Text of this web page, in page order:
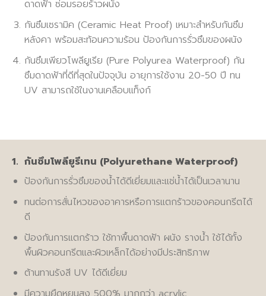
ดาดฟ้า ซ่่อมรอยร้าวผนัง
กันซึมเซรามิค (Ceramic Heat Proof) เหมาะสำหรับกันซึม
หลังคา พร้อมสะท้อนความร้อน ป้องกันการรั่วซึมของผนัง
กันซึมเพียวโพลียูเรีย (Pure Polyurea Waterproof) กัน
ซึมดาดฟ้าที่ดีที่สุดในปัจจุบัน อายุการใช้งาน 20-50 ปี ทน
UV สามารถใช้ในงานเคลือบแท็งก์
1. กันซึมโพลียูรีเทน (Polyurethane Waterproof)
ป้องกันการรั่วซึมของน้ำได้ดีเยี่ยมและแช่น้ำได้เป็นเวลานาน
ทนต่อการสั่นไหวของอาคารหรือการแตกร้าวของคอนกรีตได้
ดี
ป้องกันการแตกร้าว ใช้ทาพื้นดาดฟ้า ผนัง รางน้ำ ใช้ได้ทั้ง
พื้นผิวคอนกรีตและผิวเหล็กได้อย่างมีประสิทธิภาพ
ต้านทานรังสี UV ได้ดีเยี่ยม